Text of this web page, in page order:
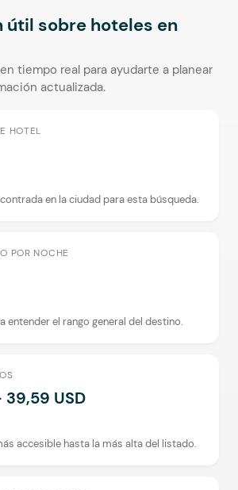
útil sobre hoteles en
tiempo real para ayudarte a planear
actualizada.
HOTEL
en la ciudad para esta búsqueda.
POR NOCHE
entender el rango general del destino.
39,59 USD
accesible hasta la más alta del listado.